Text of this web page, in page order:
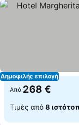
Δημοφιλής επιλογή
Από 268 €
Τιμές από 8